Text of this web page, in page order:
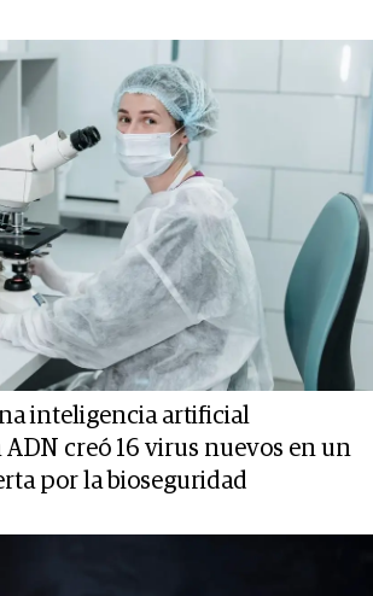
inteligencia artificial
creó 16 virus nuevos en un
por la bioseguridad